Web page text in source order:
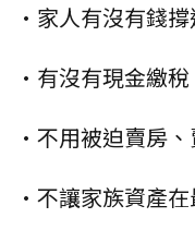
•家人有沒有錢
•有沒有現金繳稅
•不用被迫賣房
•不讓家族資產